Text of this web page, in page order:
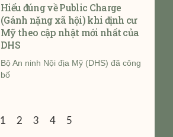
Hiểu đúng về Public Charge
(Gánh nặng xã hội) khi định cư
Mỹ theo cập nhật mới nhất của
DHS
Bộ An ninh Nội địa Mỹ (DHS) đã công
bố
1 2 3 4 5